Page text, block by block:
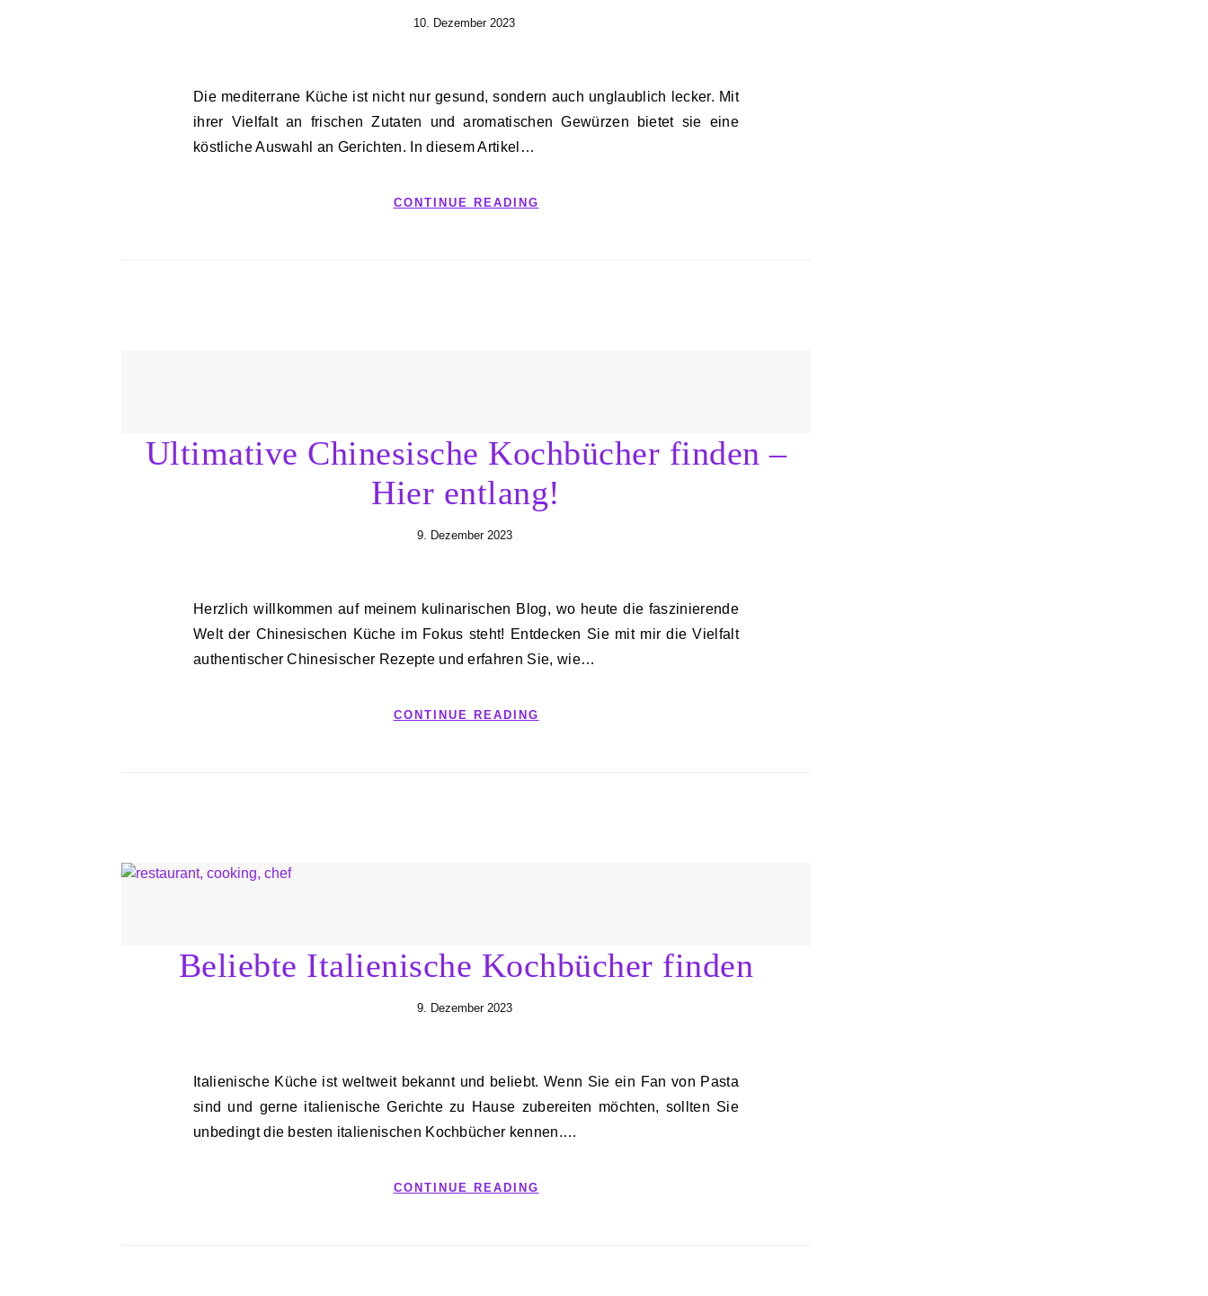
10. Dezember 2023
Die mediterrane Küche ist nicht nur gesund, sondern auch unglaublich lecker. Mit
ihrer Vielfalt an frischen Zutaten und aromatischen Gewürzen bietet sie eine
köstliche Auswahl an Gerichten. In diesem Artikel…
CONTINUE READING
Ultimative Chinesische Kochbücher finden –
Hier entlang!
9. Dezember 2023
Herzlich willkommen auf meinem kulinarischen Blog, wo heute die faszinierende
Welt der Chinesischen Küche im Fokus steht! Entdecken Sie mit mir die Vielfalt
authentischer Chinesischer Rezepte und erfahren Sie, wie…
CONTINUE READING
Beliebte Italienische Kochbücher finden
9. Dezember 2023
Italienische Küche ist weltweit bekannt und beliebt. Wenn Sie ein Fan von Pasta
sind und gerne italienische Gerichte zu Hause zubereiten möchten, sollten Sie
unbedingt die besten italienischen Kochbücher kennen.…
CONTINUE READING